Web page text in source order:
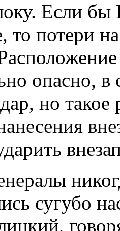
Если бы
то потери
опасно, в
но
сугубо